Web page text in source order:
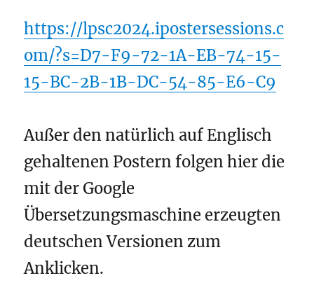
https://lpsc2024.ipostersessions.c
om/?s=D7-F9-72-1A-EB-74-15-
15-BC-2B-1B-DC-54-85-E6-C9
Außer den natürlich auf Englisch
gehaltenen Postern folgen hier die
mit der Google
Übersetzungsmaschine erzeugten
deutschen Versionen zum
Anklicken.